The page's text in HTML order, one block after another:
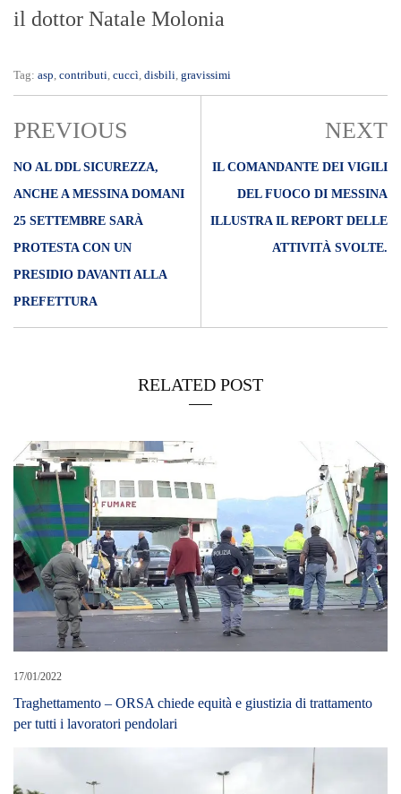
il dottor Natale Molonia
Tag: asp contributi cuccì disbili gravissimi
PREVIOUS
NO AL DDL SICUREZZA,
ANCHE A MESSINA DOMANI
25 SETTEMBRE SARÀ
PROTESTA CON UN
PRESIDIO DAVANTI ALLA
PREFETTURA
NEXT
IL COMANDANTE DEI VIGILI
DEL FUOCO DI MESSINA
ILLUSTRA IL REPORT DELLE
ATTIVITÀ SVOLTE.
RELATED POST
17/01/2022
Traghettamento – ORSA chiede equità e giustizia di trattamento
per tutti i lavoratori pendolari